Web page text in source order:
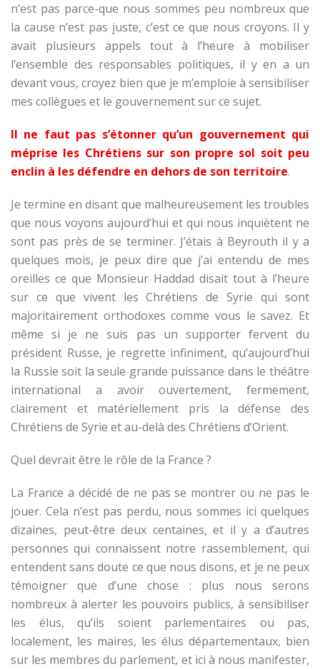
n’est pas parce-que nous sommes peu nombreux que
la cause n’est pas juste, c’est ce que nous croyons. Il y
avait plusieurs appels tout à l’heure à mobiliser
l’ensemble des responsables politiques, il y en a un
devant vous, croyez bien que je m’emploie à sensibiliser
mes collègues et le gouvernement sur ce sujet.
Il ne faut pas s’étonner qu’un gouvernement qui
méprise les Chrétiens sur son propre sol soit peu
enclin à les défendre en dehors de son territoire.
Je termine en disant que malheureusement les troubles
que nous voyons aujourd’hui et qui nous inquiètent ne
sont pas près de se terminer. J’étais à Beyrouth il y a
quelques mois, je peux dire que j’ai entendu de mes
oreilles ce que Monsieur Haddad disait tout à l’heure
sur ce que vivent les Chrétiens de Syrie qui sont
majoritairement orthodoxes comme vous le savez. Et
même si je ne suis pas un supporter fervent du
président Russe, je regrette infiniment, qu’aujourd’hui
la Russie soit la seule grande puissance dans le théâtre
international a avoir ouvertement, fermement,
clairement et matériellement pris la défense des
Chrétiens de Syrie et au-delà des Chrétiens d’Orient.
Quel devrait être le rôle de la France ?
La France a décidé de ne pas se montrer ou ne pas le
jouer. Cela n’est pas perdu, nous sommes ici quelques
dizaines, peut-être deux centaines, et il y a d’autres
personnes qui connaissent notre rassemblement, qui
entendent sans doute ce que nous disons, et je ne peux
témoigner que d’une chose : plus nous serons
nombreux à alerter les pouvoirs publics, à sensibiliser
les élus, qu’ils soient parlementaires ou pas,
localement, les maires, les élus départementaux, bien
sur les membres du parlement, et ici à nous manifester,